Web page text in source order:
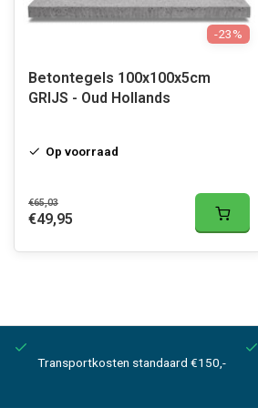
-23%
Betontegels 100x100x5cm
GRIJS - Oud Hollands
Op voorraad
€65,03
€49,95
Transportkosten standaard €150,-